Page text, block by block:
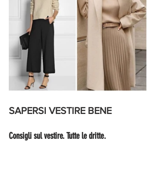
SAPERSI VESTIRE BENE
Consigli sul vestire. Tutte le dritte.